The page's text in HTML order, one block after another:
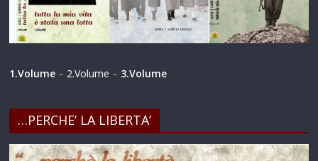
1.Volume – 2.Volume – 3.Volume
…PERCHE’ LA LIBERTA’